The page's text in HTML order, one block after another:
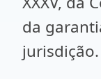
da
jurisdição.